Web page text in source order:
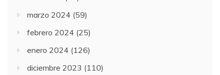
marzo 2024 (59)
febrero 2024 (25)
enero 2024 (126)
diciembre 2023 (110)